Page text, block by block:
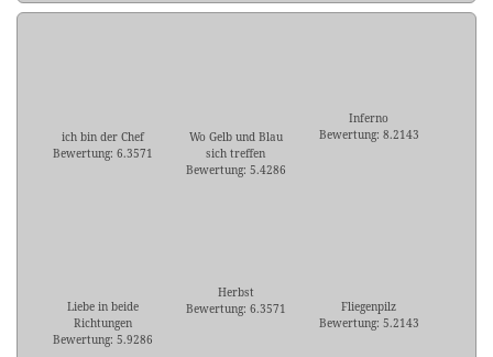
ich bin der Chef
Bewertung: 6.3571
Wo Gelb und Blau
sich treffen
Bewertung: 5.4286
Inferno
Bewertung: 8.2143
Liebe in beide
Richtungen
Bewertung: 5.9286
Herbst
Bewertung: 6.3571
Fliegenpilz
Bewertung: 5.2143